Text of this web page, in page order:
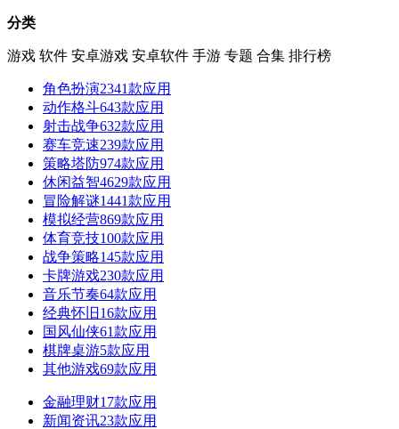
分类
游戏 软件 安卓游戏 安卓软件 手游 专题 合集 排行榜
角色扮演2341款应用
动作格斗643款应用
射击战争632款应用
赛车竞速239款应用
策略塔防974款应用
休闲益智4629款应用
冒险解谜1441款应用
模拟经营869款应用
体育竞技100款应用
战争策略145款应用
卡牌游戏230款应用
音乐节奏64款应用
经典怀旧 16款应用
国风仙侠61款应用
棋牌桌游5款应用
其他游戏69款应用
金融理财17款应用
新闻资讯23款应用